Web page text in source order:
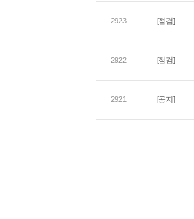
2923 [점검]
2922 [점검]
2921 [공지]